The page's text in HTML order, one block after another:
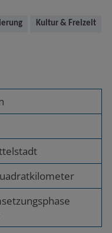
Kultur & Freizeit